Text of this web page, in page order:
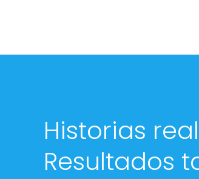
Historias
Resultados